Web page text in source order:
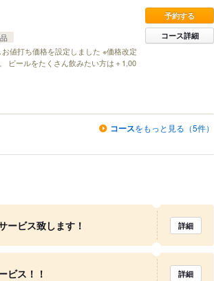
値打ち価格を設定しました ※価格改定
ビールをたくさん飲みたい方は＋1,00
予約する
コース詳細
コースをもっと見る（5件）
ービス致します！ 詳細
ビス！！ 詳細